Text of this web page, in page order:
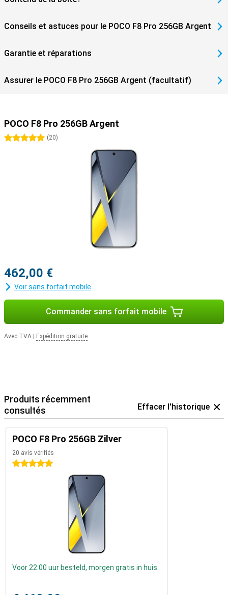
dynamiques de l'IA donnent à votre écran un aspect unique. Les
outils d'IA fonctionnent en toute transparence avec HyperOS 3, ce
qui donne une impression de fluidité et d'intelligence.
Conseils et astuces pour le POCO F8 Pro 256GB Argent
Garantie et réparations
Assurer le POCO F8 Pro 256GB Argent (facultatif)
POCO F8 Pro 256GB Argent
5 étoiles
(20)
462,00 €
Voir sans forfait mobile
Commander sans forfait mobile
Avec TVA Expédition gratuite
Produits récemment
consultés
Effacer l'historique
POCO F8 Pro 256GB Zilver
20 avis vérifiés
5 étoiles
Voor 22:00 uur besteld, morgen gratis in huis